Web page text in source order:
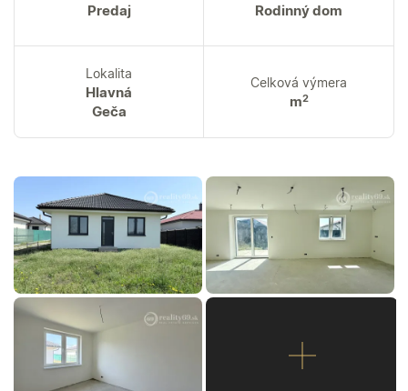
Predaj Rodinný dom
Lokalita
Hlavná
Geča
Celková výmera
m2